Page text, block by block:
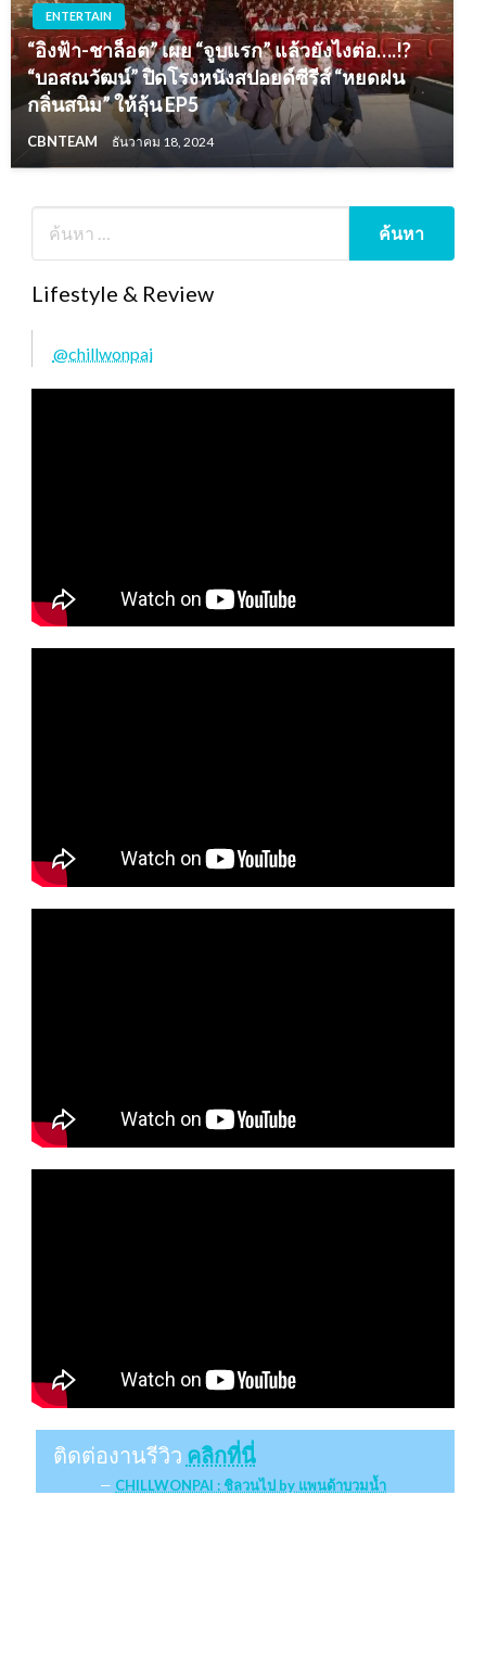
ENTERTAIN
“อิงฟ้า-ชาล็อต” เผย “จูบแรก” แล้วยังไงต่อ….!?
“บอสณวัฒน์” ปิดโรงหนังสปอยด์ซีรีส์ “หยดฝน
กลิ่นสนิม” ให้ลุ้น EP5
CBNTEAM ธันวาคม 18, 2024
Lifestyle & Review
@chillwonpai
ติดต่องานรีวิว คลิกที่นี่
CHILLWONPAI : ชิลวนไป by แพนด้าบวมน้ำ